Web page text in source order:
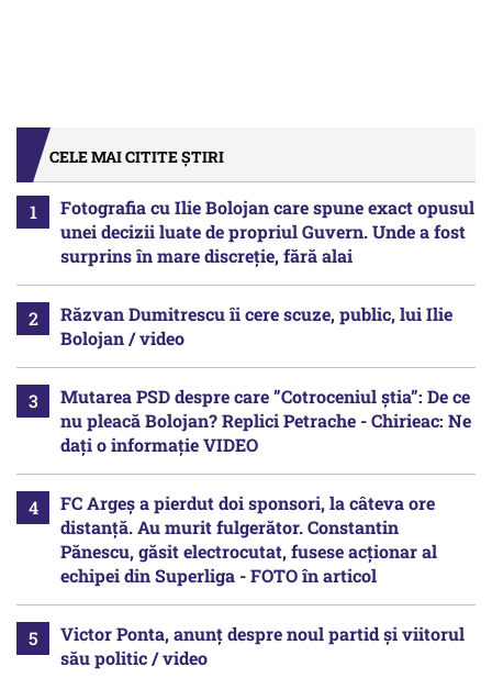
CELE MAI CITITE ȘTIRI
Fotografia cu Ilie Bolojan care spune exact opusul
unei decizii luate de propriul Guvern. Unde a fost
surprins în mare discreție, fără alai
Răzvan Dumitrescu îi cere scuze, public, lui Ilie
Bolojan / video
Mutarea PSD despre care ”Cotroceniul știa”: De ce
nu pleacă Bolojan? Replici Petrache - Chirieac: Ne
dați o informație VIDEO
FC Argeș a pierdut doi sponsori, la câteva ore
distanță. Au murit fulgerător. Constantin
Pănescu, găsit electrocutat, fusese acționar al
echipei din Superliga - FOTO în articol
Victor Ponta, anunț despre noul partid și viitorul
său politic / video